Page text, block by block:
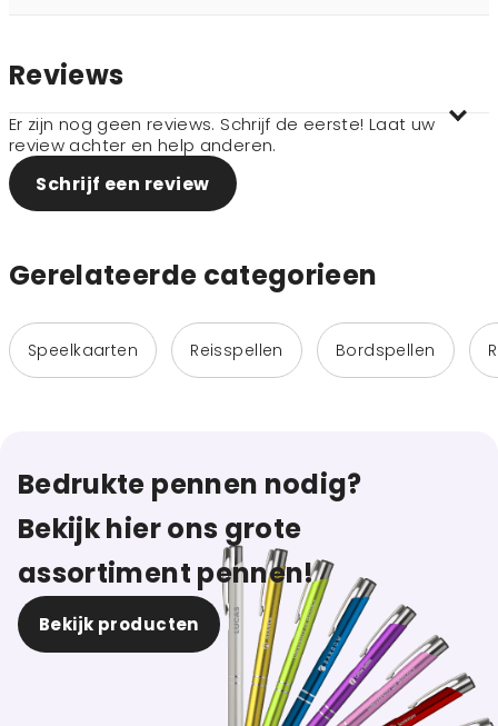
Reviews
Er zijn nog geen reviews. Schrijf de eerste! Laat uw
review achter en help anderen.
Schrijf een review
Gerelateerde categorieen
Speelkaarten Reisspellen Bordspellen
Bedrukte pennen nodig?
Bekijk hier ons grote
assortiment pennen!
Bekijk producten